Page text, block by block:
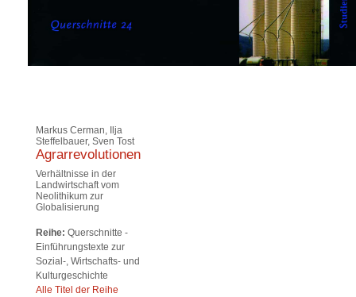
Markus Cerman, Ilja
Steffelbauer, Sven Tost
Agrarrevolutionen
Verhältnisse in der
Landwirtschaft vom
Neolithikum zur
Globalisierung
Reihe: Querschnitte -
Einführungstexte zur
Sozial-, Wirtschafts- und
Kulturgeschichte
Alle Titel der Reihe